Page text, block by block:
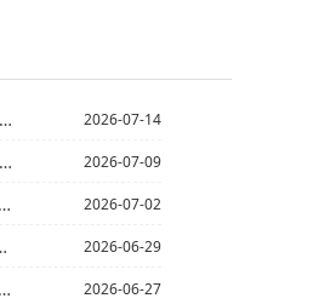
2026-07-14
2026-07-09
2026-07-02
2026-06-29
2026-06-27